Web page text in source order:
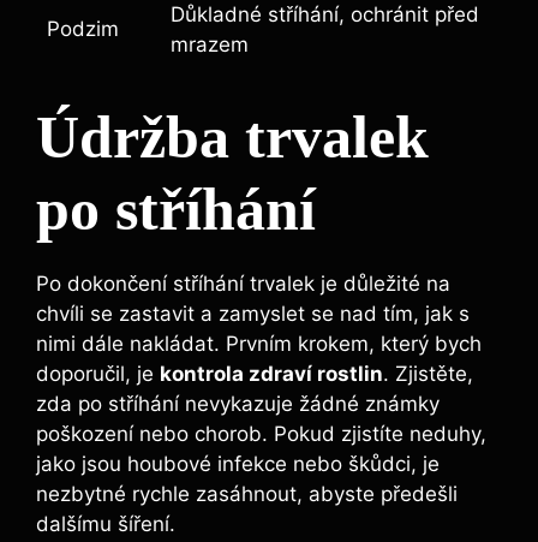
Podzim
Důkladné stříhání, ochránit před
mrazem
Údržba trvalek
po stříhání
Po dokončení stříhání trvalek je důležité na
chvíli se zastavit a zamyslet se nad tím, jak s
nimi dále nakládat. Prvním krokem, který bych
doporučil, je kontrola zdraví rostlin. Zjistěte,
zda po stříhání nevykazuje žádné známky
poškození nebo chorob. Pokud zjistíte neduhy,
jako jsou houbové infekce nebo škůdci, je
nezbytné rychle zasáhnout, abyste předešli
dalšímu šíření.